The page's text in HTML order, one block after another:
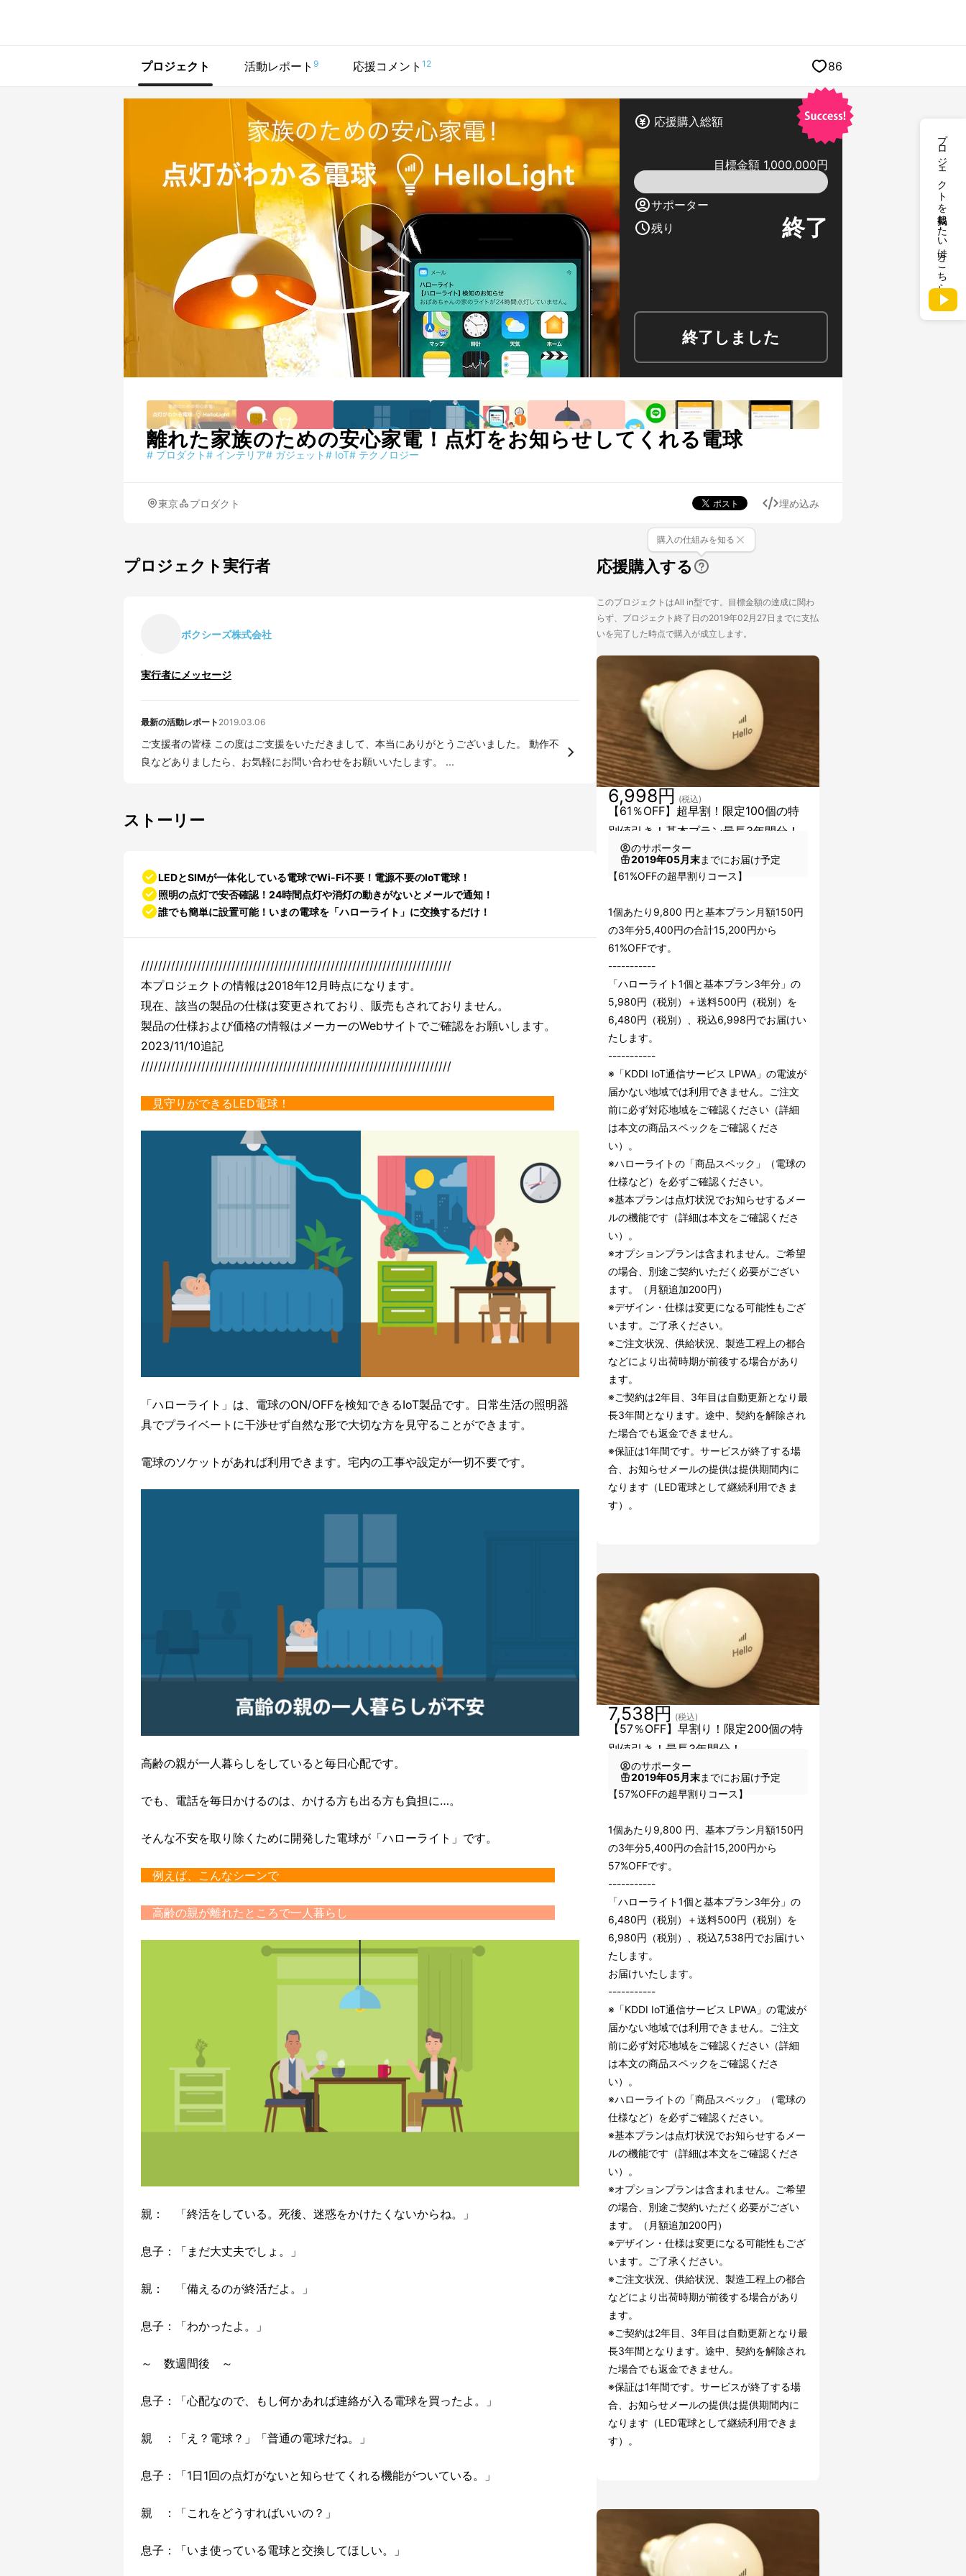
プロジェクトを掲載したい方はこちら
プロジェクト 活動レポート 9 応援コメント 12 86
応援購入総額
目標金額 1,000,000円
サポーター
残り
終了
終了しました
離れた家族のための安心家電！点灯をお知らせしてくれる電球
# プロダクト# インテリア# ガジェット# IoT# テクノロジー
東京 プロダクト 埋め込み
プロジェクト実行者
ボクシーズ株式会社
実行者にメッセージ
最新の活動レポート 2019.03.06
ご支援者の皆様 この度はご支援をいただきまして、本当にありがとうございました。 動作不
良などありましたら、お気軽にお問い合わせをお願いいたします。 ...
ストーリー
LEDとSIMが一体化している電球でWi-Fi不要！電源不要のIoT電球！
照明の点灯で安否確認！24時間点灯や消灯の動きがないとメールで通知！
誰でも簡単に設置可能！いまの電球を「ハローライト」に交換するだけ！
////////////////////////////////////////////////////////////////////////
本プロジェクトの情報は2018年12月時点になります。
現在、該当の製品の仕様は変更されており、販売もされておりません。
製品の仕様および価格の情報はメーカーのWebサイトでご確認をお願いします。
2023/11/10追記
////////////////////////////////////////////////////////////////////////
見守りができるLED電球！
「ハローライト」は、電球のON/OFFを検知できるIoT製品です。日常生活の照明器
具でプライベートに干渉せず自然な形で大切な方を見守ることができます。
電球のソケットがあれば利用できます。宅内の工事や設定が一切不要です。
高齢の親が一人暮らしをしていると毎日心配です。
でも、電話を毎日かけるのは、かける方も出る方も負担に…。
そんな不安を取り除くために開発した電球が「ハローライト」です。
例えば、こんなシーンで
高齢の親が離れたところで一人暮らし
親： 「終活をしている。死後、迷惑をかけたくないからね。」
息子：「まだ大丈夫でしょ。」
親： 「備えるのが終活だよ。」
息子：「わかったよ。」
～ 数週間後 ～
息子：「心配なので、もし何かあれば連絡が入る電球を買ったよ。」
親 ：「え？電球？」「普通の電球だね。」
息子：「1日1回の点灯がないと知らせてくれる機能がついている。」
親 ：「これをどうすればいいの？」
息子：「いま使っている電球と交換してほしい。」
応援購入する
購入の仕組みを知る
このプロジェクトはAll in型です。目標金額の達成に関わ
らず、プロジェクト終了日の2019年02月27日までに支払
いを完了した時点で購入が成立します。
【61％OFF】超早割！限定100個の特
別値引き！基本プラン最長3年間分！
6,998円 (税込)
のサポーター
2019年05月末までにお届け予定
【61%OFFの超早割りコース】
1個あたり9,800 円と基本プラン月額150円
の3年分5,400円の合計15,200円から
61%OFFです。
-----------
「ハローライト1個と基本プラン3年分」の
5,980円（税別）＋送料500円（税別）を
6,480円（税別）、税込6,998円でお届けい
たします。
-----------
※「KDDI IoT通信サービス LPWA」の電波が
届かない地域では利用できません。ご注文
前に必ず対応地域をご確認ください（詳細
は本文の商品スペックをご確認くださ
い）。
※ハローライトの「商品スペック」（電球の
仕様など）を必ずご確認ください。
※基本プランは点灯状況でお知らせするメー
ルの機能です（詳細は本文をご確認くださ
い）。
※オプションプランは含まれません。ご希望
の場合、別途ご契約いただく必要がござい
ます。（月額追加200円）
※デザイン・仕様は変更になる可能性もござ
います。ご了承ください。
※ご注文状況、供給状況、製造工程上の都合
などにより出荷時期が前後する場合があり
ます。
※ご契約は2年目、3年目は自動更新となり最
長3年間となります。途中、契約を解除され
た場合でも返金できません。
※保証は1年間です。サービスが終了する場
合、お知らせメールの提供は提供期間内に
なります（LED電球として継続利用できま
す）。
【57％OFF】早割り！限定200個の特
別値引き！最長3年間分！
7,538円 (税込)
のサポーター
2019年05月末までにお届け予定
【57%OFFの超早割りコース】
1個あたり9,800 円、基本プラン月額150円
の3年分5,400円の合計15,200円から
57%OFFです。
-----------
「ハローライト1個と基本プラン3年分」の
6,480円（税別）＋送料500円（税別）を
6,980円（税別）、税込7,538円でお届けい
たします。
お届けいたします。
-----------
※「KDDI IoT通信サービス LPWA」の電波が
届かない地域では利用できません。ご注文
前に必ず対応地域をご確認ください（詳細
は本文の商品スペックをご確認くださ
い）。
※ハローライトの「商品スペック」（電球の
仕様など）を必ずご確認ください。
※基本プランは点灯状況でお知らせするメー
ルの機能です（詳細は本文をご確認くださ
い）。
※オプションプランは含まれません。ご希望
の場合、別途ご契約いただく必要がござい
ます。（月額追加200円）
※デザイン・仕様は変更になる可能性もござ
います。ご了承ください。
※ご注文状況、供給状況、製造工程上の都合
などにより出荷時期が前後する場合があり
ます。
※ご契約は2年目、3年目は自動更新となり最
長3年間となります。途中、契約を解除され
た場合でも返金できません。
※保証は1年間です。サービスが終了する場
合、お知らせメールの提供は提供期間内に
なります（LED電球として継続利用できま
す）。